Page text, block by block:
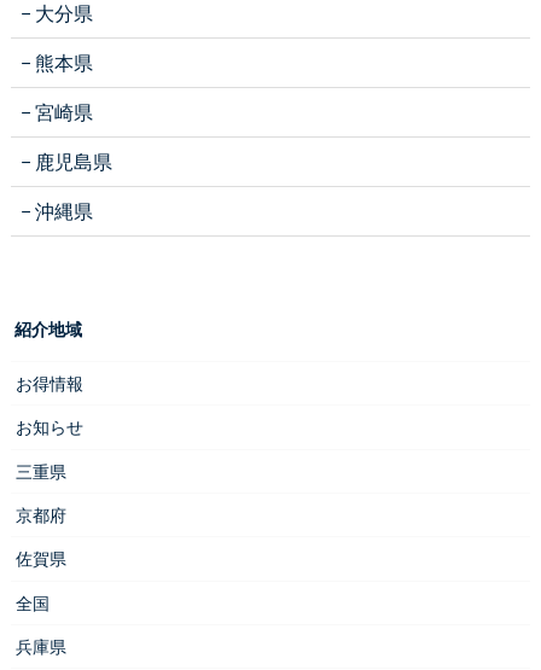
大分県
熊本県
宮崎県
鹿児島県
沖縄県
紹介地域
お得情報
お知らせ
三重県
京都府
佐賀県
全国
兵庫県